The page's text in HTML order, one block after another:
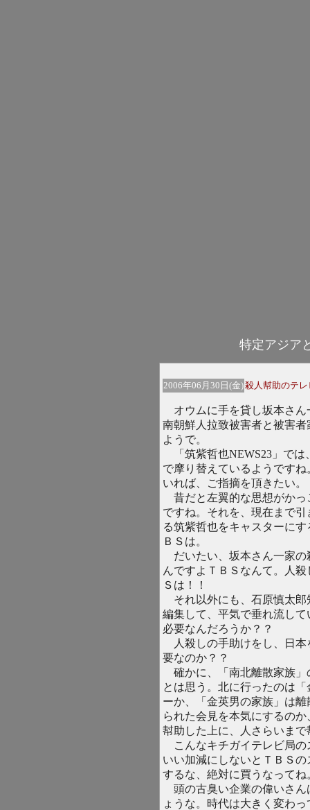
特定アジア
2006年06月30日(金)殺人幇助のテ
オウムに手を貸し坂本さん
南朝鮮人拉致被害者と被害
ようで。
「筑紫哲也NEWS23」では
で摩り替えているようです
いれば、ご指摘を頂きたい。
昔だと左翼的な思想がかっ
ですね。それを、現在まで
る筑紫哲也をキャスターに
ＢＳは。
だいたい、坂本さん一家の
んですよＴＢＳなんて。人
Ｓは！！
それ以外にも、石原慎太郎
編集して、平気で垂れ流し
必要なんだろうか？？
人殺しの手助けをし、日本
要なのか？？
確かに、「南北離散家族」
とは思う。北に行ったのは
ーか、「金英男の家族」は
られた会見を本気にするの
幇助した上に、人さらいま
こんなキチガイテレビ局の
いい加減にしないとＴＢＳ
するな、絶対に買うなってね
頭の古臭い企業の偉いさん
ょうな。時代は大きく変わ